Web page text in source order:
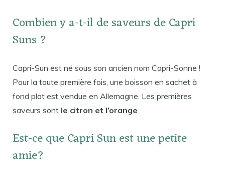
Combien y a-t-il de saveurs de Capri
Suns ?
Capri-Sun est né sous son ancien nom Capri-Sonne !
Pour la toute première fois, une boisson en sachet à
fond plat est vendue en Allemagne. Les premières
saveurs sont le citron et l’orange
Est-ce que Capri Sun est une petite
amie?